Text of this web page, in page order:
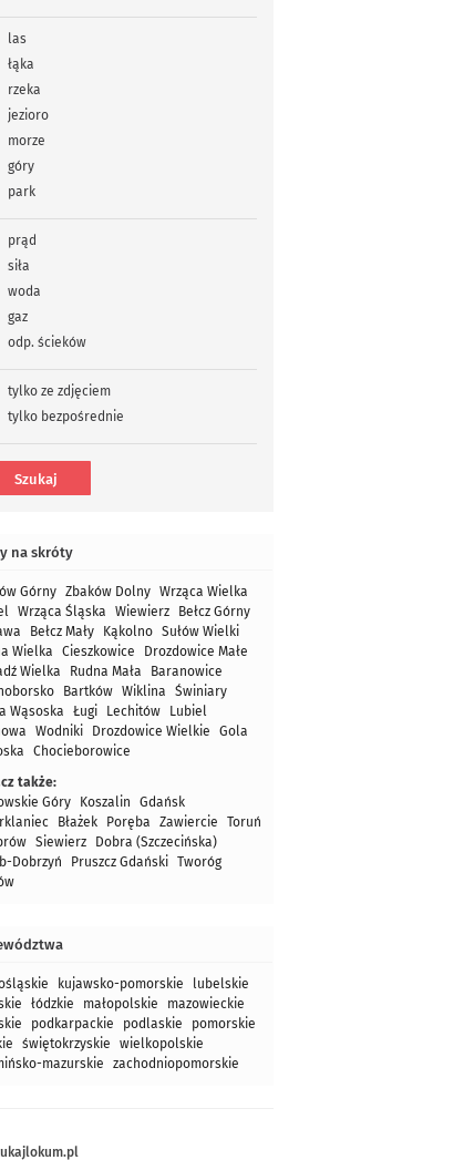
las
łąka
rzeka
jezioro
morze
góry
park
prąd
siła
woda
gaz
odp. ścieków
tylko ze zdjęciem
tylko bezpośrednie
na skróty
Górny Zbaków Dolny Wrząca Wielka
Wrząca Śląska Wiewierz
Bełcz Górny
Bełcz Mały Kąkolno Sułów Wielki
Wielka
Cieszkowice
Drozdowice Małe
Wielka
Rudna Mała
Baranowice
Bartków Wiklina
Świniary
Wąsoska
Ługi Lechitów
Lubiel
Wodniki Drozdowice Wielkie
Gola
Chocieborowice
także:
Góry
Koszalin
Gdańsk
Błażek Poręba Zawiercie
Toruń
Siewierz
Dobra (Szczecińska)
Dobrzyń
Pruszcz Gdański Tworóg
kujawsko-pomorskie
lubelskie
łódzkie małopolskie
mazowieckie
podkarpackie podlaskie
pomorskie
świętokrzyskie
wielkopolskie
mazurskie
zachodniopomorskie